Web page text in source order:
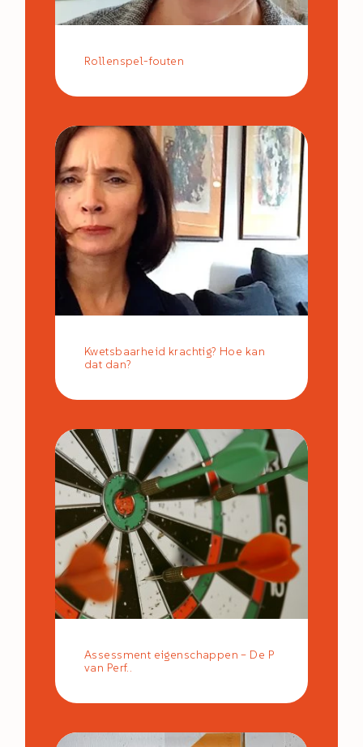
Rollenspel-fouten
Kwetsbaarheid krachtig? Hoe kan
dat dan?
Assessment eigenschappen – De P
van Perf..